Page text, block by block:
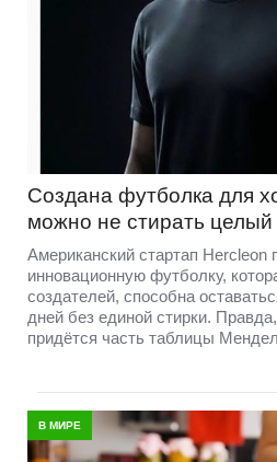
Создана футболка для
можно не стирать
Американский стартап Hercleon
инновационную футболку,
создателей, способна
дней без единой стирки.
придётся часть таблицы
В МИРЕ